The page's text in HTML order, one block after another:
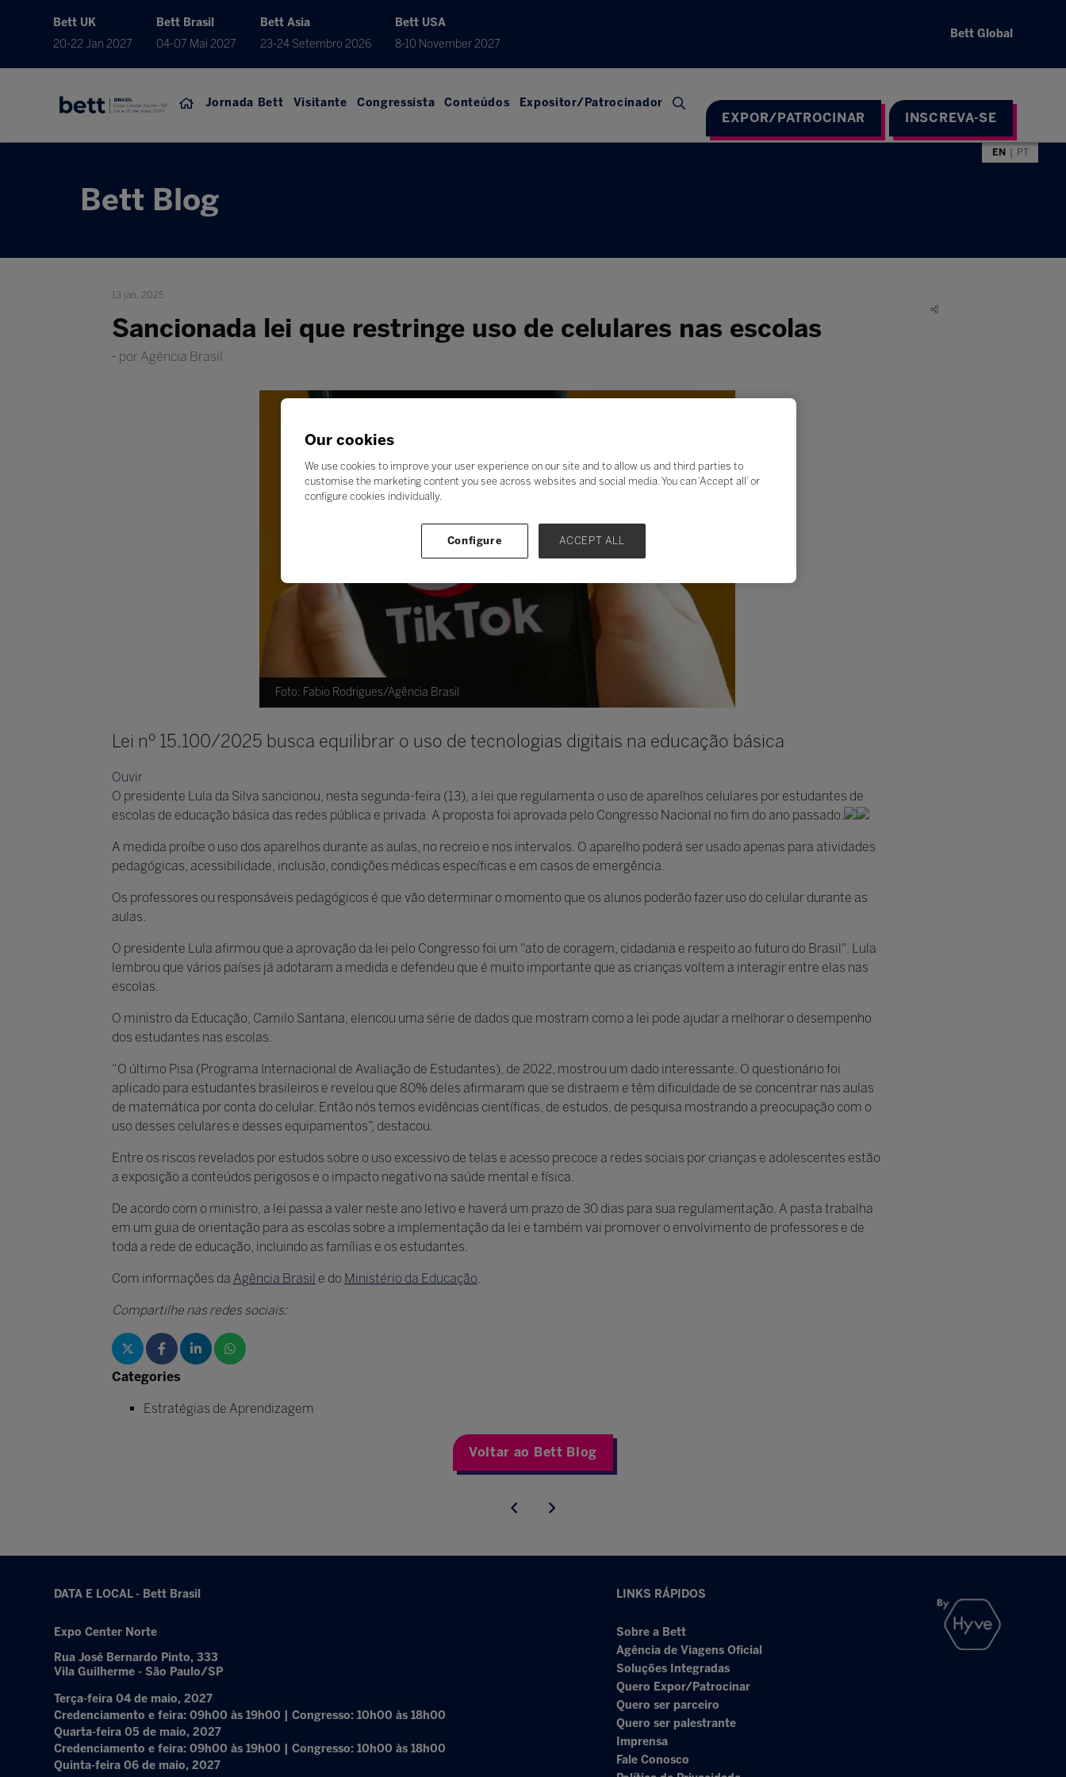
Bett UK
20-22 Jan 2027
Bett Brasil
04-07 Mai 2027
Bett Asia
23-24 Setembro 2026
Bett USA
8-10 November 2027
Bett Global
Jornada Bett Visitante Congressista Conteúdos Expositor/Patrocinador
EXPOR/PATROCINAR INSCREVA-SE
EN PT
Bett Blog
13 jan. 2025
Sancionada lei que restringe uso de celulares nas escolas
por Agência Brasil
Foto: Fabio Rodrigues/Agência Brasil
Lei nº 15.100/2025 busca equilibrar o uso de tecnologias digitais na educação básica
Ouvir
O presidente Lula da Silva sancionou, nesta segunda-feira (13), a lei que regulamenta o uso de aparelhos celulares por estudantes de
escolas de educação básica das redes pública e privada. A proposta foi aprovada pelo Congresso Nacional no fim do ano passado.
A medida proíbe o uso dos aparelhos durante as aulas, no recreio e nos intervalos. O aparelho poderá ser usado apenas para atividades
pedagógicas, acessibilidade, inclusão, condições médicas específicas e em casos de emergência.
Os professores ou responsáveis pedagógicos é que vão determinar o momento que os alunos poderão fazer uso do celular durante as
aulas.
O presidente Lula afirmou que a aprovação da lei pelo Congresso foi um "ato de coragem, cidadania e respeito ao futuro do Brasil". Lula
lembrou que vários países já adotaram a medida e defendeu que é muito importante que as crianças voltem a interagir entre elas nas
escolas.
O ministro da Educação, Camilo Santana, elencou uma série de dados que mostram como a lei pode ajudar a melhorar o desempenho
dos estudantes nas escolas.
“O último Pisa (Programa Internacional de Avaliação de Estudantes), de 2022, mostrou um dado interessante. O questionário foi
aplicado para estudantes brasileiros e revelou que 80% deles afirmaram que se distraem e têm dificuldade de se concentrar nas aulas
de matemática por conta do celular. Então nós temos evidências científicas, de estudos, de pesquisa mostrando a preocupação com o
uso desses celulares e desses equipamentos”, destacou.
Entre os riscos revelados por estudos sobre o uso excessivo de telas e acesso precoce a redes sociais por crianças e adolescentes estão
a exposição a conteúdos perigosos e o impacto negativo na saúde mental e física.
De acordo com o ministro, a lei passa a valer neste ano letivo e haverá um prazo de 30 dias para sua regulamentação. A pasta trabalha
em um guia de orientação para as escolas sobre a implementação da lei e também vai promover o envolvimento de professores e de
toda a rede de educação, incluindo as famílias e os estudantes.
Com informações da Agência Brasil e do Ministério da Educação.
Compartilhe nas redes sociais:
Categories
Estratégias de Aprendizagem
Voltar ao Bett Blog
DATA E LOCAL - Bett Brasil
Expo Center Norte
Rua José Bernardo Pinto, 333
Vila Guilherme - São Paulo/SP
Terça-feira 04 de maio, 2027
Credenciamento e feira: 09h00 às 19h00 | Congresso: 10h00 às 18h00
Quarta-feira 05 de maio, 2027
Credenciamento e feira: 09h00 às 19h00 | Congresso: 10h00 às 18h00
Quinta-feira 06 de maio, 2027
LINKS RÁPIDOS
Sobre a Bett
Agência de Viagens Oficial
Soluções Integradas
Quero Expor/Patrocinar
Quero ser parceiro
Quero ser palestrante
Imprensa
Fale Conosco
Our cookies
We use cookies to improve your user experience on our site and to allow us and third parties to
customise the marketing content you see across websites and social media. You can ‘Accept all’ or
configure cookies individually.
Configure ACCEPT ALL